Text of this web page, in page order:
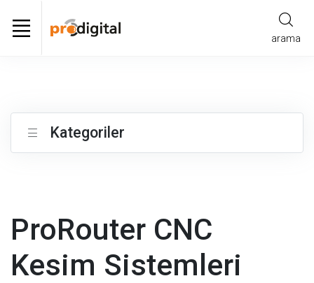
arama
Kategoriler
ProRouter CNC
Kesim Sistemleri